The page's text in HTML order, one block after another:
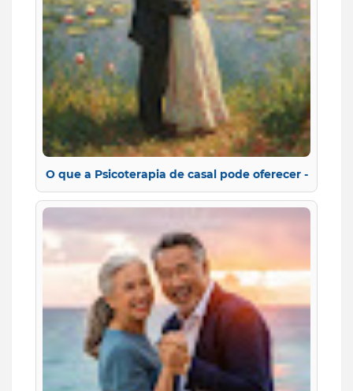
O que a Psicoterapia de casal pode oferecer -